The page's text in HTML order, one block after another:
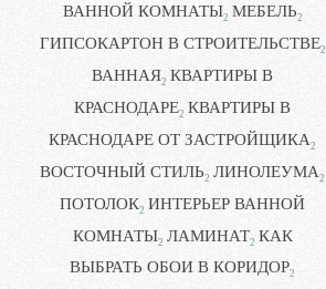
ВАННОЙ КОМНАТЫ2 МЕБЕЛЬ2
ГИПСОКАРТОН В СТРОИТЕЛЬСТВЕ2
ВАННАЯ2 КВАРТИРЫ В
КРАСНОДАРЕ2 КВАРТИРЫ В
КРАСНОДАРЕ ОТ ЗАСТРОЙЩИКА2
ВОСТОЧНЫЙ СТИЛЬ2 ЛИНОЛЕУМА2
ПОТОЛОК2 ИНТЕРЬЕР ВАННОЙ
КОМНАТЫ2 ЛАМИНАТ2 КАК
ВЫБРАТЬ ОБОИ В КОРИДОР2